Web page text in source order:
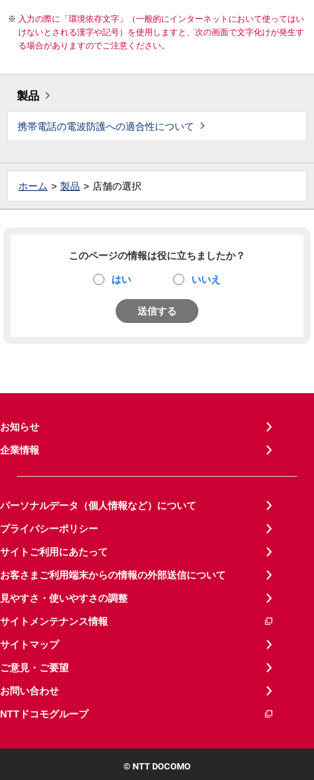
入力の際に「環境依存文字」（一般的にインターネットにおいて使ってはい
けないとされる漢字や記号）を使用しますと、次の画面で文字化けが発生す
る場合がありますのでご注意ください。
製品
携帯電話の電波防護への適合性について
ホーム 製品 店舗の選択
このページの情報は役に立ちましたか？
はい いいえ
送信する
お知らせ
企業情報
パーソナルデータ（個人情報など）について
プライバシーポリシー
サイトご利用にあたって
お客さまご利用端末からの情報の外部送信について
見やすさ・使いやすさの調整
サイトメンテナンス情報
サイトマップ
ご意見・ご要望
お問い合わせ
NTTドコモグループ
© NTT DOCOMO